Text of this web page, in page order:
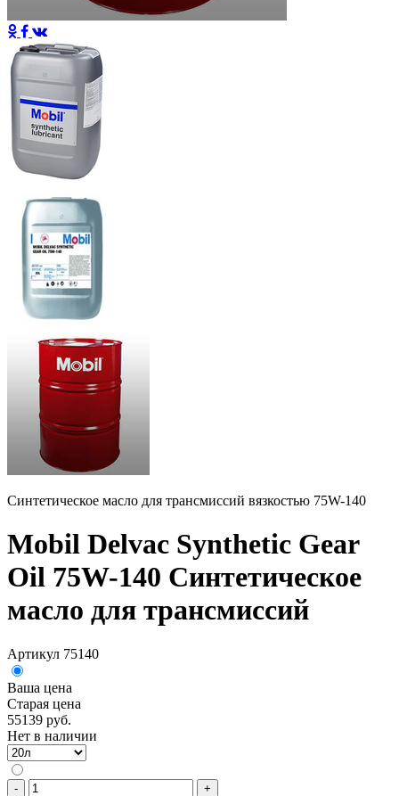
Синтетическое масло для трансмиссий вязкостью 75W-140
Mobil Delvac Synthetic Gear
Oil 75W-140 Синтетическое
масло для трансмиссий
Артикул 75140
Ваша цена
Старая цена
55139 руб.
Нет в наличии
-
+